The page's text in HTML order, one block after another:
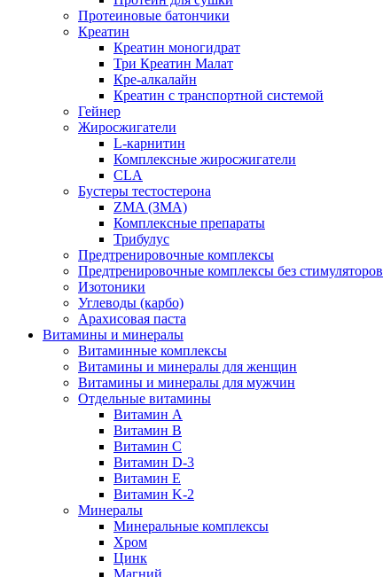
Протеиновые батончики
Креатин
Креатин моногидрат
Три Креатин Малат
Кре-алкалайн
Креатин с транспортной системой
Гейнер
Жиросжигатели
L-карнитин
Комплексные жиросжигатели
CLA
Бустеры тестостерона
ZMA (ЗМА)
Комплексные препараты
Трибулус
Предтренировочные комплексы
Предтренировочные комплексы без стимуляторов
Изотоники
Углеводы (карбо)
Арахисовая паста
Витамины и минералы
Витаминные комплексы
Витамины и минералы для женщин
Витамины и минералы для мужчин
Отдельные витамины
Витамин А
Витамин B
Витамин C
Витамин D-3
Витамин Е
Витамин K-2
Минералы
Минеральные комплексы
Хром
Цинк
Магний